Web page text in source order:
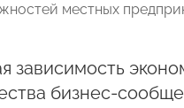
местных
бизнес-